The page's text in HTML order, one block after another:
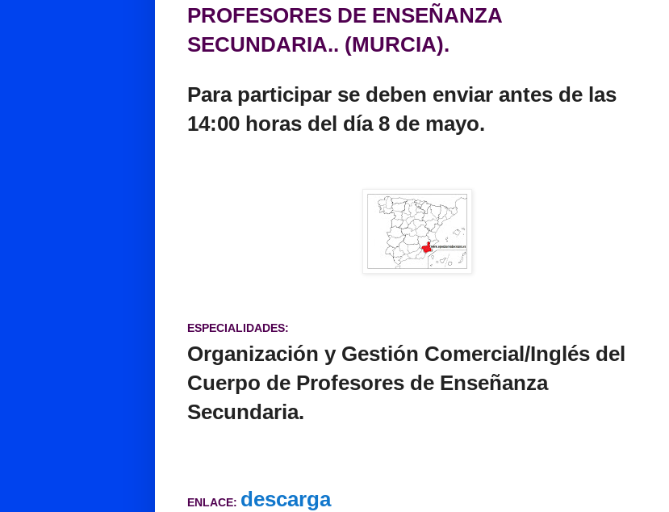
PROFESORES DE ENSEÑANZA
SECUNDARIA.. (MURCIA).
Para participar se deben enviar antes de las
14:00 horas del día 8 de mayo.
ESPECIALIDADES:
Organización y Gestión Comercial/Inglés del
Cuerpo de Profesores de Enseñanza
Secundaria.
ENLACE: descarga